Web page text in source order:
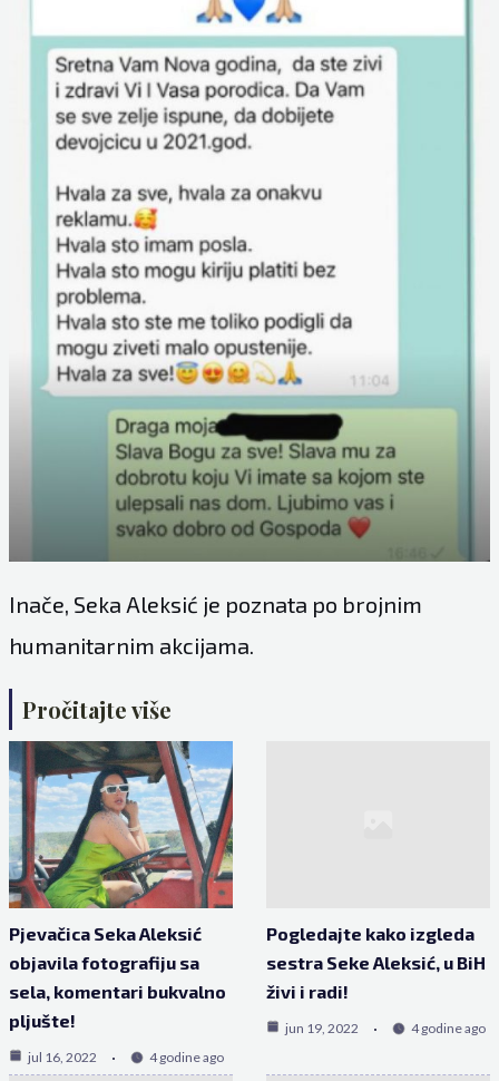
Inače, Seka Aleksić je poznata po brojnim
humanitarnim akcijama.
Pročitajte više
Pjevačica Seka Aleksić
objavila fotografiju sa
sela, komentari bukvalno
pljušte!
jul 16, 2022 4 godine ago
Pogledajte kako izgleda
sestra Seke Aleksić, u BiH
živi i radi!
jun 19, 2022 4 godine ago